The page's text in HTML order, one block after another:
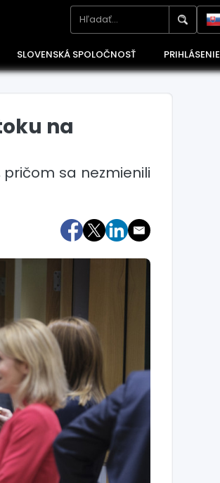
SLOVENSKÁ SPOLOČNOSŤ PRIHLÁSENIE
na
sa nezmienili